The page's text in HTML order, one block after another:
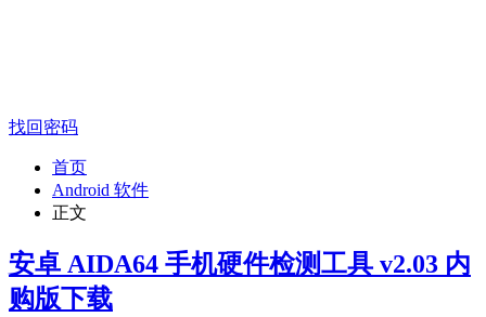
找回密码
首页
Android 软件
正文
安卓 AIDA64 手机硬件检测工具 v2.03 内
购版下载